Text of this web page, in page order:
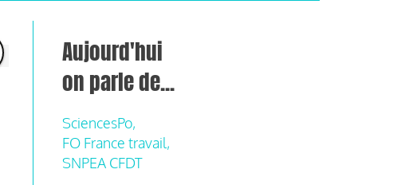
Aujourd'hui
on parle de...
SciencesPo,
FO France travail,
SNPEA CFDT